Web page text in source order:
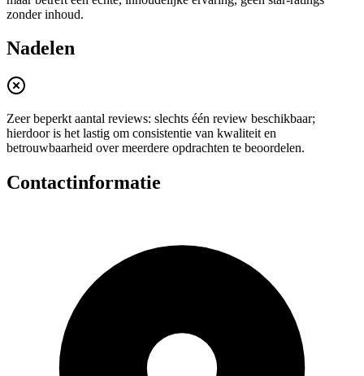
zonder inhoud.
Nadelen
Zeer beperkt aantal reviews: slechts één review beschikbaar;
hierdoor is het lastig om consistentie van kwaliteit en
betrouwbaarheid over meerdere opdrachten te beoordelen.
Contactinformatie